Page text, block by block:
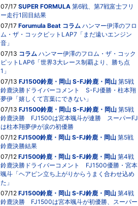
07/17 SUPER FORMULA 第6戦、第7戦富士フリ
ー走行1回目結果
07/17 Forumula Beat コラム ハンマー伊澤のフロ
ム・ザ・コックピットLAP7「まだ遠いエンジン
音」
07/13 コラム ハンマー伊澤のフロム・ザ・コック
ピットLAP6「世界3大レース制覇より、勝ち点
1」
07/13 FJ1500鈴鹿・岡山 S-FJ鈴鹿・岡山 第5戦
鈴鹿決勝ドライバーコメント S-FJ優勝・柱本翔
夢伊「嬉しくて言葉にできない」
07/13 FJ1500鈴鹿・岡山 S-FJ鈴鹿・岡山 第5戦
鈴鹿決勝 FJ1500は宮本颯斗が連勝 スーパーFJ
は柱本翔夢伊が涙の初優勝
07/12 FJ1500鈴鹿・岡山 S-FJ鈴鹿・岡山 第5戦
鈴鹿決勝結果
07/12 FJ1500鈴鹿・岡山 S-FJ鈴鹿・岡山 第4戦
鈴鹿決勝ドライバーコメント FJ1500優勝・宮本
颯斗「ヘアピン立ち上がりからうまく合わせ込め
た」
07/12 FJ1500鈴鹿・岡山 S-FJ鈴鹿・岡山 第4戦
鈴鹿決勝 FJ1500は宮本颯斗が初優勝、スーパー